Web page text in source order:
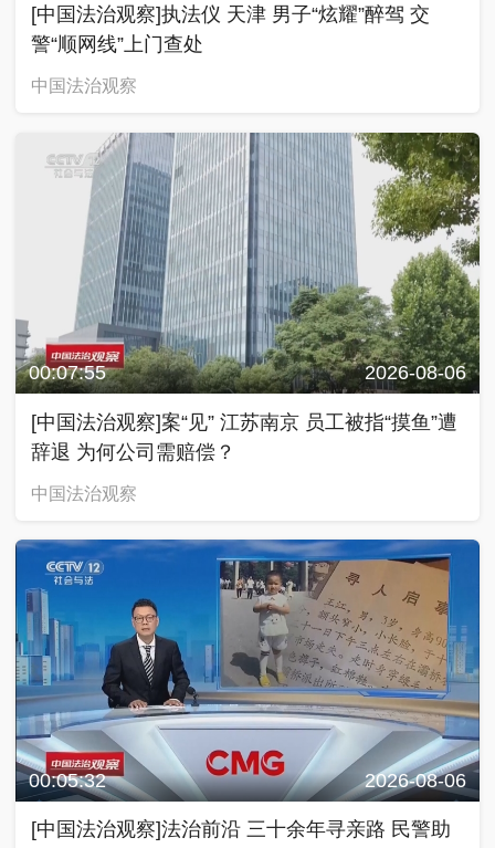
[中国法治观察]执法仪 天津 男子“炫耀”醉驾 交
警“顺网线”上门查处
中国法治观察
00:07:55 2026-08-06
[中国法治观察]案“见” 江苏南京 员工被指“摸鱼”遭
辞退 为何公司需赔偿？
中国法治观察
00:05:32 2026-08-06
[中国法治观察]法治前沿 三十余年寻亲路 民警助